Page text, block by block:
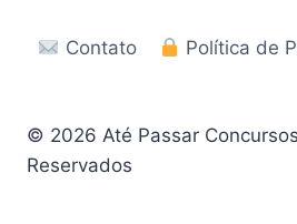
Contato Política de
© 2026 Até Passar
Reservados